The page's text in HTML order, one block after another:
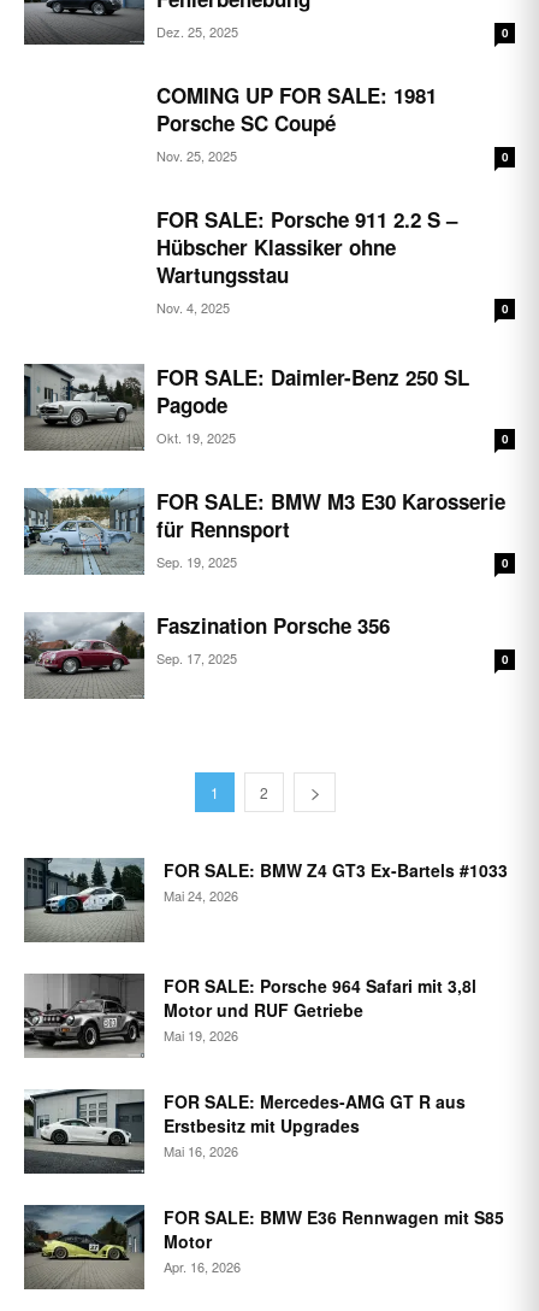
Dez. 25, 2025 0
COMING UP FOR SALE: 1981
Porsche SC Coupé
Nov. 25, 2025 0
FOR SALE: Porsche 911 2.2 S –
Hübscher Klassiker ohne
Wartungsstau
Nov. 4, 2025 0
FOR SALE: Daimler-Benz 250 SL
Pagode
Okt. 19, 2025 0
FOR SALE: BMW M3 E30 Karosserie
für Rennsport
Sep. 19, 2025 0
Faszination Porsche 356
Sep. 17, 2025 0
1 2
FOR SALE: BMW Z4 GT3 Ex-Bartels #1033
Mai 24, 2026
FOR SALE: Porsche 964 Safari mit 3,8l
Motor und RUF Getriebe
Mai 19, 2026
FOR SALE: Mercedes-AMG GT R aus
Erstbesitz mit Upgrades
Mai 16, 2026
FOR SALE: BMW E36 Rennwagen mit S85
Motor
Apr. 16, 2026